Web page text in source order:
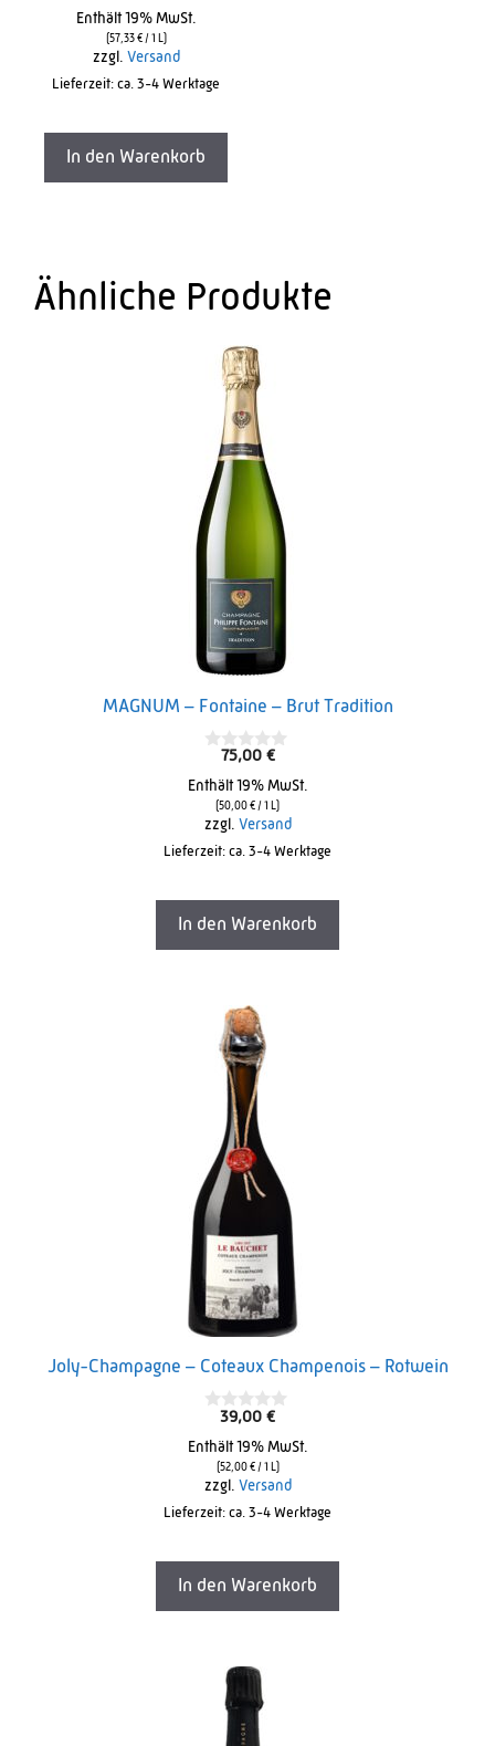
o
u
o
5
Enthält 19% MwSt.
57,33 € / 1 L)
zzgl. Versand
Lieferzeit: ca. 3-4 Werktage
In den Warenkorb
Ähnliche Produkte
MAGNUM – Fontaine – Brut Tradition
o
u
o
5
75,00 €
Enthält 19% MwSt.
50,00 € / 1 L)
zzgl. Versand
Lieferzeit: ca. 3-4 Werktage
In den Warenkorb
Joly-Champagne – Coteaux Champenois – Rotwein
o
u
o
5
39,00 €
Enthält 19% MwSt.
52,00 €/ 1 L)
zzgl. Versand
Lieferzeit: ca. 3-4 Werktage
In den Warenkorb